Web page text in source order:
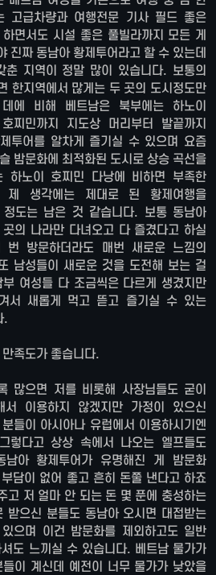
고급차량과 여행전문 기사 필드 좋은
면서도 시설 좋은 풀빌라까지 모든 게
진짜 동남아 황제투어라고 할 수 있는데
춘 지역이 정말 많이 있습니다. 보통의
한지역에서 많게는 두 곳의 도시정도만
에 비해 베트남은 북부에는 하노이
찌민까지 지도상 머리부터 발끝까지
투어를 알차게 즐기실 수 있으며 요즘
밤문화에 최적화된 도시로 상승 곡선을
하노이 호찌민 다낭에 비하면 부족한
생각에는 제대로 된 황제여행을
도는 남은 것 같습니다. 보통 동남아
의 나라만 다녀오고 다 즐겼다고 하실
방문하더라도 매번 새로운 느낌의
남성들이 새로운 것을 도전해 보는 걸
여성들 다 조금씩은 다르게 생겼지만
서 새롭게 먹고 뜯고 즐기실 수 있는
.
족도가 좋습니다.
많으면 저를 비롯해 사장님들도 굳이
서 이용하지 않겠지만 가정이 있으신
들이 아시아나 유럽에서 이용하시기엔
렇다고 상상 속에서 나오는 엘프들도
아 황제투어가 유명해진 게 밤문화
담이 없어 좋고 흔히 돈쭐 낸다고 하죠
고 저 얼마 안 되는 돈 몇 푼에 충성하는
받으신 분들도 동남아 오시면 대접받는
으며 이건 밤문화를 제외하고도 일반
도 느끼실 수 있습니다. 베트남 물가가
이 계신데 예전이 너무 물가가 낮았을